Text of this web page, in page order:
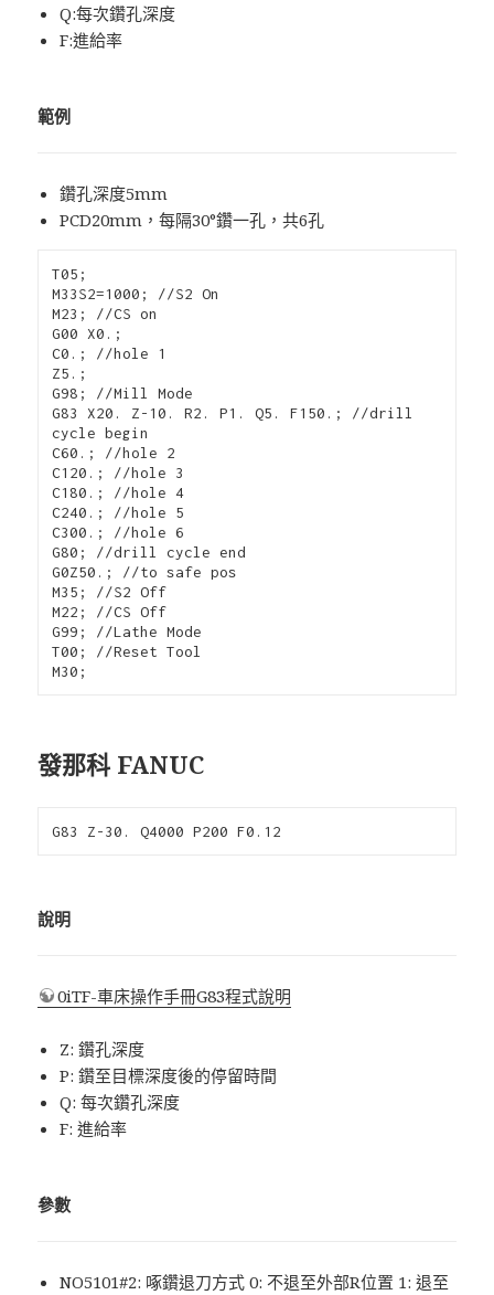
Q:每次鑽孔深度
F:進給率
範例
鑽孔深度5mm
PCD20mm，每隔30°鑽一孔，共6孔
T05;
M33S2=1000; //S2 On
M23; //CS on
G00 X0.;
C0.; //hole 1
Z5.;
G98; //Mill Mode
G83 X20. Z-10. R2. P1. Q5. F150.; //drill
cycle begin
C60.; //hole 2
C120.; //hole 3
C180.; //hole 4
C240.; //hole 5
C300.; //hole 6
G80; //drill cycle end
G0Z50.; //to safe pos
M35; //S2 Off
M22; //CS Off
G99; //Lathe Mode
T00; //Reset Tool
M30;
發那科 FANUC
G83 Z-30. Q4000 P200 F0.12
說明
0iTF-車床操作手冊G83程式說明
Z: 鑽孔深度
P: 鑽至目標深度後的停留時間
Q: 每次鑽孔深度
F: 進給率
參數
NO5101#2: 啄鑽退刀方式 0: 不退至外部R位置 1: 退至